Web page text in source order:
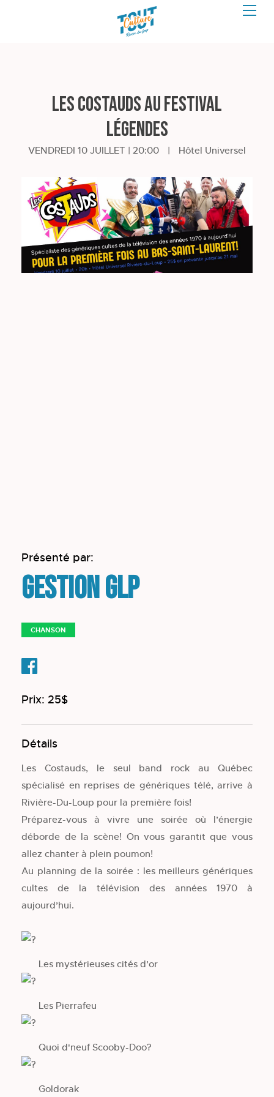
Les Costauds au Festival
Légendes
VENDREDI 10 JUILLET | 20:00 | Hôtel Universel
Présenté par:
Gestion GLP
CHANSON
Prix: 25$
Détails
Les Costauds, le seul band rock au Québec
spécialisé en reprises de génériques télé, arrive à
Rivière-Du-Loup pour la première fois!
Préparez-vous à vivre une soirée où l’énergie
déborde de la scène! On vous garantit que vous
allez chanter à plein poumon!
Au planning de la soirée : les meilleurs génériques
cultes de la télévision des années 1970 à
aujourd’hui.
Les mystérieuses cités d’or
Les Pierrafeu
Quoi d'neuf Scooby-Doo?
Goldorak